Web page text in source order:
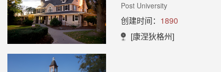
Post University
创建时间： 1890
[康涅狄格州]